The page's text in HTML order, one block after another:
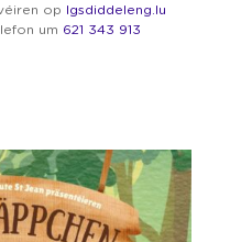
op lgsdiddeleng.lu
um 621 343 913